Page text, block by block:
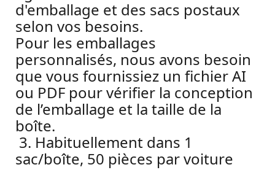
d'emballage et des sacs postaux
selon vos besoins.
Pour les emballages
personnalisés, nous avons besoin
que vous fournissiez un fichier AI
ou PDF pour vérifier la conception
de l’emballage et la taille de la
boîte.
3. Habituellement dans 1
sac/boîte, 50 pièces par voiture